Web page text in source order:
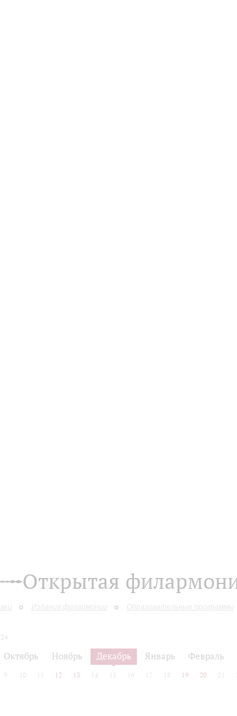
Открытая
Издания филармонии Образовательные программы
Октябрь Ноябрь Декабрь Январь Февраль
9 10 12 13 14 15 16 17 18 19 20 21